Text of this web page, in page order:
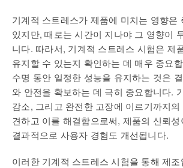
기계적 스트레스가 제품에 미치는 영향은
있지만, 때로는 시간이 지나야 그 영향이
니다. 따라서, 기계적 스트레스 시험은 제
유지할 수 있는지 확인하는 데 매우 중요
수명 동안 일정한 성능을 유지하는 것은
와 안전을 확보하는 데 극히 중요합니다.
감소, 그리고 완전한 고장에 이르기까지
견하고 이를 해결함으로써, 제품의 신뢰
결과적으로 사용자 경험도 개선됩니다.
이러한 기계적 스트레스 시험을 통해 제